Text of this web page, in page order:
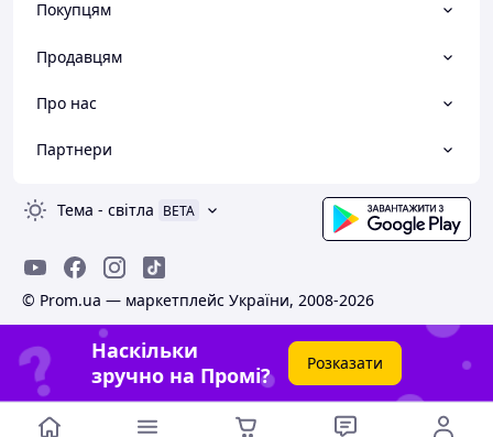
Покупцям
Продавцям
Про нас
Партнери
Тема - світла BETA
© Prom.ua — маркетплейс України, 2008-2026
Наскільки
зручно на Промі?
Розказати